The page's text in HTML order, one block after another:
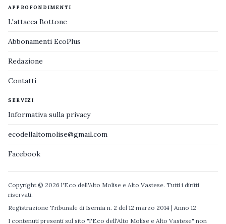
APPROFONDIMENTI
L'attacca Bottone
Abbonamenti EcoPlus
Redazione
Contatti
SERVIZI
Informativa sulla privacy
ecodellaltomolise@gmail.com
Facebook
Copyright © 2026 l'Eco dell'Alto Molise e Alto Vastese. Tutti i diritti
riservati.
Registrazione Tribunale di Isernia n. 2 del 12 marzo 2014 | Anno 12
I contenuti presenti sul sito "l'Eco dell'Alto Molise e Alto Vastese" non